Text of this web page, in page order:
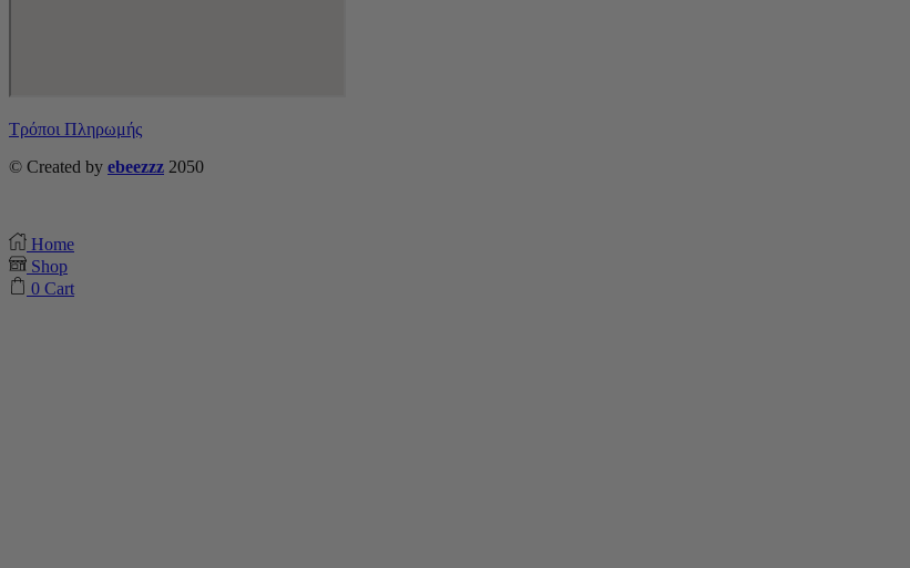
Τρόποι Πληρωμής
© Created by ebeezzz 2050
Home
Shop
0 Cart